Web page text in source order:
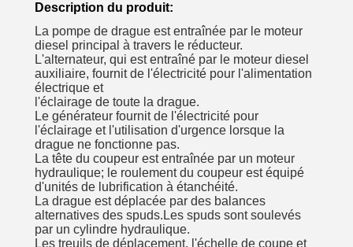
Description du produit:
La pompe de drague est entraînée par le moteur
diesel principal à travers le réducteur.
L'alternateur, qui est entraîné par le moteur diesel
auxiliaire, fournit de l'électricité pour l'alimentation
électrique et
l'éclairage de toute la drague.
Le générateur fournit de l'électricité pour
l'éclairage et l'utilisation d'urgence lorsque la
drague ne fonctionne pas.
La tête du coupeur est entraînée par un moteur
hydraulique; le roulement du coupeur est équipé
d'unités de lubrification à étanchéité.
La drague est déplacée par des balances
alternatives des spuds.Les spuds sont soulevés
par un cylindre hydraulique.
Les treuils de déplacement, l'échelle de coupe et